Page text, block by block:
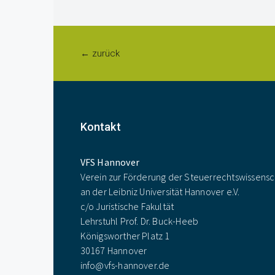
← zurück
Kontakt
VFS Hannover
Verein zur Förderung der
an der Leibniz Universität Hannover e.V.
c/o Juristische Fakultät
Lehrstuhl Prof. Dr. Buck-Heeb
Königsworther Platz 1
30167 Hannover
info@vfs-hannover.de